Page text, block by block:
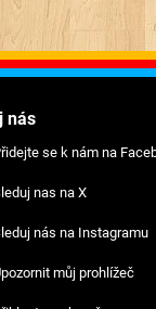
nás
se k nám na
nas na X
nás na Instagramu
můj prohlížeč